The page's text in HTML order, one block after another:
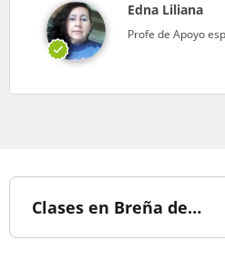
Edna Liliana
Profe de Apoyo
Clases en Breña de…